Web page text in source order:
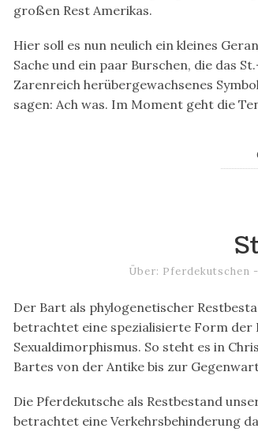
großen Rest Amerikas.
Hier soll es nun neulich ein kleines
Sache und ein paar Burschen, die das
Zarenreich herübergewachsenes
sagen: Ach was. Im Moment geht die
Über:
Der Bart als phylogenetischer
betrachtet eine spezialisierte Form
Sexualdimorphismus. So steht es in
Bartes von der Antike bis zur
Die Pferdekutsche als Restbestand
betrachtet eine Verkehrsbehinderung